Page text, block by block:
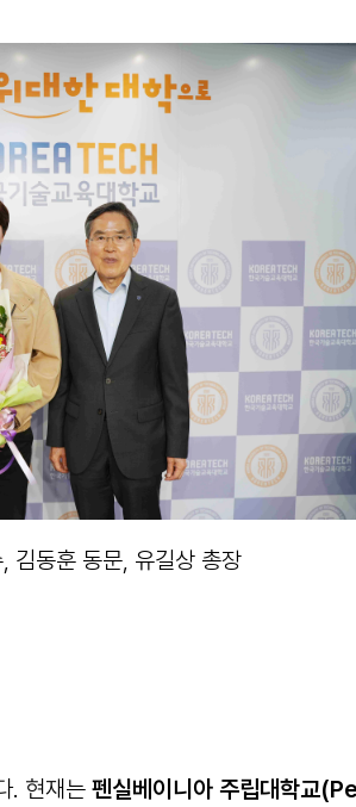
김동훈 동문, 유길상 총장
. 현재는 펜실베이니아 주립대학교